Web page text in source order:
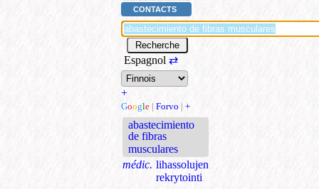
CONTACTS
Espagnol ⇄
+
Google | Forvo | +
abastecimiento
de fibras
musculares
médic. lihassolujen
rekrytointi